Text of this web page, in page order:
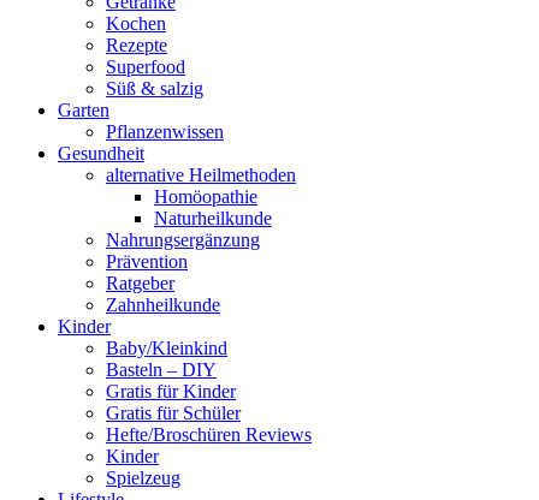
Kochen
Rezepte
Superfood
Süß & salzig
Garten
Pflanzenwissen
Gesundheit
alternative Heilmethoden
Homöopathie
Naturheilkunde
Nahrungsergänzung
Prävention
Ratgeber
Zahnheilkunde
Kinder
Baby/Kleinkind
Basteln – DIY
Gratis für Kinder
Gratis für Schüler
Hefte/Broschüren Reviews
Kinder
Spielzeug